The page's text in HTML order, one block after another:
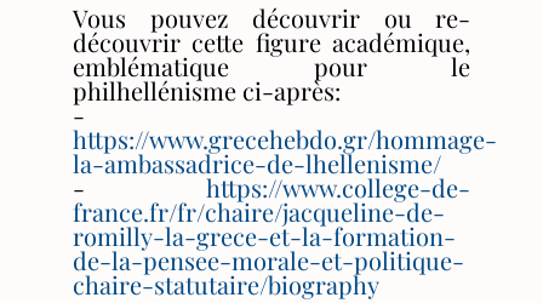
Vous pouvez découvrir ou re-
découvrir cette figure académique,
emblématique pour le
philhellénisme ci-après:
-
https://www.grecehebdo.gr/hommage-
la-ambassadrice-de-lhellenisme/
- https://www.college-de-
france.fr/fr/chaire/jacqueline-de-
romilly-la-grece-et-la-formation-
de-la-pensee-morale-et-politique-
chaire-statutaire/biography